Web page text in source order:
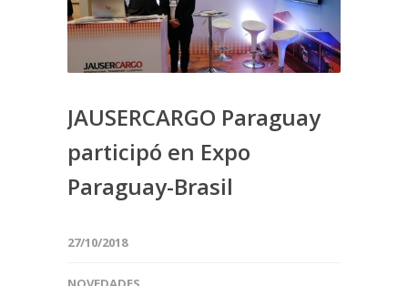
JAUSERCARGO Paraguay
participó en Expo
Paraguay-Brasil
27/10/2018